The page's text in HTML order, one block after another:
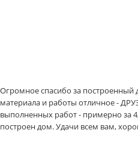
Огромное спасибо за построенный
материала и работы отличное -
выполненных работ - примерно за
построен дом. Удачи всем вам,